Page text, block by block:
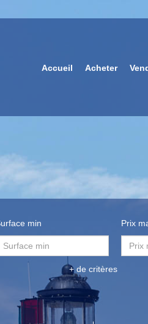
Accueil Acheter
min Prix
+ de critères